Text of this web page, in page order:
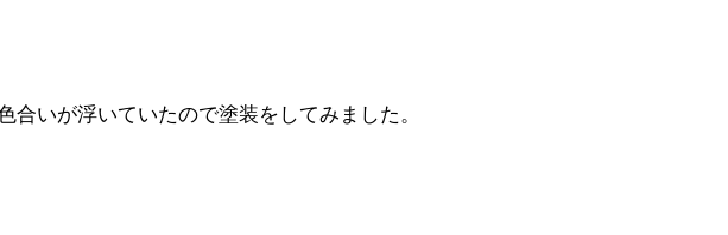
いが浮いていたので塗装をしてみました。